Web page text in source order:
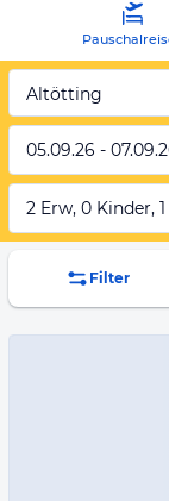
Altötting
05.09.26 -
2 Erw, 0 Kinder, 1
Filter